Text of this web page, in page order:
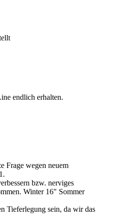
endlich erhalten.
Frage wegen neuem
bzw. nerviges
Winter 16" Sommer
Tieferlegung sein, da wir das